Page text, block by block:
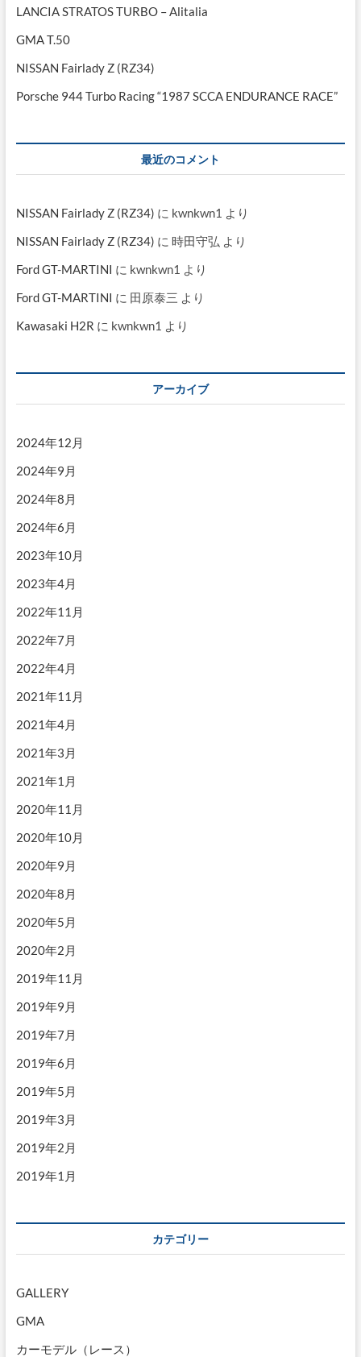
LANCIA STRATOS TURBO – Alitalia
GMA T.50
NISSAN Fairlady Z (RZ34)
Porsche 944 Turbo Racing “1987 SCCA ENDURANCE RACE”
最近のコメント
NISSAN Fairlady Z (RZ34) に kwnkwn1 より
NISSAN Fairlady Z (RZ34) に 時田守弘 より
Ford GT-MARTINI に kwnkwn1 より
Ford GT-MARTINI に 田原泰三 より
Kawasaki H2R に kwnkwn1 より
アーカイブ
2024年12月
2024年9月
2024年8月
2024年6月
2023年10月
2023年4月
2022年11月
2022年7月
2022年4月
2021年11月
2021年4月
2021年3月
2021年1月
2020年11月
2020年10月
2020年9月
2020年8月
2020年5月
2020年2月
2019年11月
2019年9月
2019年7月
2019年6月
2019年5月
2019年3月
2019年2月
2019年1月
カテゴリー
GALLERY
GMA
カーモデル（レース）